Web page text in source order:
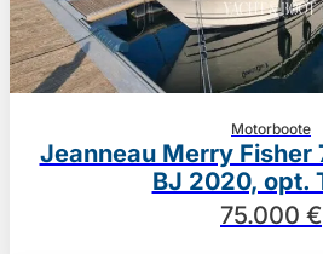
Motorboote
Jeanneau Merry Fisher
BJ 2020, opt.
75.000 €